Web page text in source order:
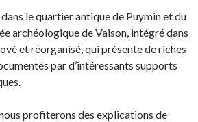
le quartier antique de Puymin et du
archéologique de Vaison, intégré dans
et réorganisé, qui présente de riches
par d’intéressants supports
profiterons des explications de